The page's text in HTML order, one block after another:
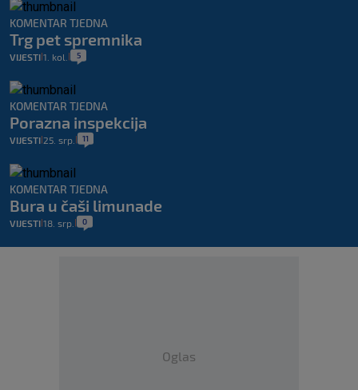
KOMENTAR TJEDNA
Trg pet spremnika
VIJESTI 1. kol. 5
KOMENTAR TJEDNA
Porazna inspekcija
VIJESTI 25. srp. 11
KOMENTAR TJEDNA
Bura u čaši limunade
VIJESTI 18. srp. 0
Oglas